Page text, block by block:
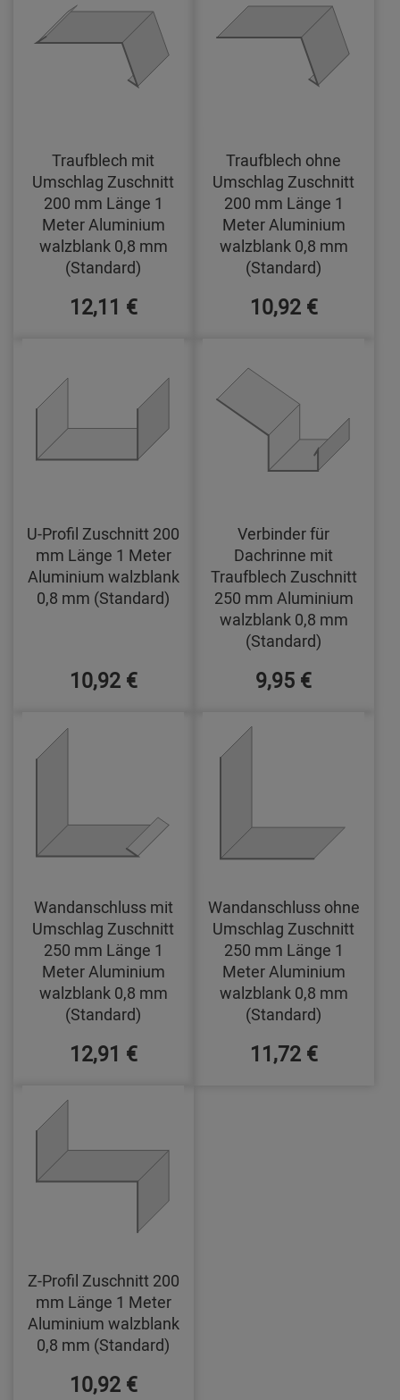
Traufblech mit
Umschlag Zuschnitt
200 mm Länge 1
Meter Aluminium
walzblank 0,8 mm
(Standard)
12,11 €
Traufblech ohne
Umschlag Zuschnitt
200 mm Länge 1
Meter Aluminium
walzblank 0,8 mm
(Standard)
10,92 €
U-Profil Zuschnitt 200
mm Länge 1 Meter
Aluminium walzblank
0,8 mm (Standard)
10,92 €
Verbinder für
Dachrinne mit
Traufblech Zuschnitt
250 mm Aluminium
walzblank 0,8 mm
(Standard)
9,95 €
Wandanschluss mit
Umschlag Zuschnitt
250 mm Länge 1
Meter Aluminium
walzblank 0,8 mm
(Standard)
12,91 €
Wandanschluss ohne
Umschlag Zuschnitt
250 mm Länge 1
Meter Aluminium
walzblank 0,8 mm
(Standard)
11,72 €
Z-Profil Zuschnitt 200
mm Länge 1 Meter
Aluminium walzblank
0,8 mm (Standard)
10,92 €